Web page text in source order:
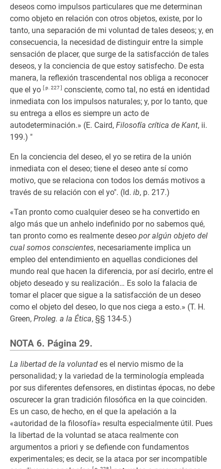
deseos como impulsos particulares que me determinan
como objeto en relación con otros objetos, existe, por lo
tanto, una separación de mi voluntad de tales deseos; y, en
consecuencia, la necesidad de distinguir entre la simple
sensación de placer, que surge de la satisfacción de tales
deseos, y la conciencia de que estoy satisfecho. De esta
manera, la reflexión trascendental nos obliga a reconocer
que el yo [ p. 227 ] consciente, como tal, no está en identidad
inmediata con los impulsos naturales; y, por lo tanto, que
su entrega a ellos es siempre un acto de
autodeterminación.» (E. Caird, Filosofía crítica de Kant, ii.
199.) "
En la conciencia del deseo, el yo se retira de la unión
inmediata con el deseo; tiene el deseo ante sí como
motivo, que se relaciona con todos los demás motivos a
través de su relación con el yo". (Id. ib, p. 217.)
«Tan pronto como cualquier deseo se ha convertido en
algo más que un anhelo indefinido por no sabemos qué,
tan pronto como es realmente deseo por algún objeto del
cual somos conscientes, necesariamente implica un
empleo del entendimiento en aquellas condiciones del
mundo real que hacen la diferencia, por así decirlo, entre el
objeto deseado y su realización… Es solo la falacia de
tomar el placer que sigue a la satisfacción de un deseo
como el objeto del deseo, lo que nos ciega a esto.» (T. H.
Green, Proleg. a la Ética, §§ 134-5.)
NOTA 6. Página 29.
La libertad de la voluntad es el nervio mismo de la
personalidad; y la variedad de la terminología empleada
por sus diferentes defensores, en distintas épocas, no debe
oscurecer la gran tradición filosófica en la que coinciden.
Es un caso, de hecho, en el que la apelación a la
«autoridad de la filosofía» resulta especialmente útil. Pues
la libertad de la voluntad se ataca realmente con
argumentos a priori y se defiende con fundamentos
experimentales; es decir, se la ataca por ser incompatible